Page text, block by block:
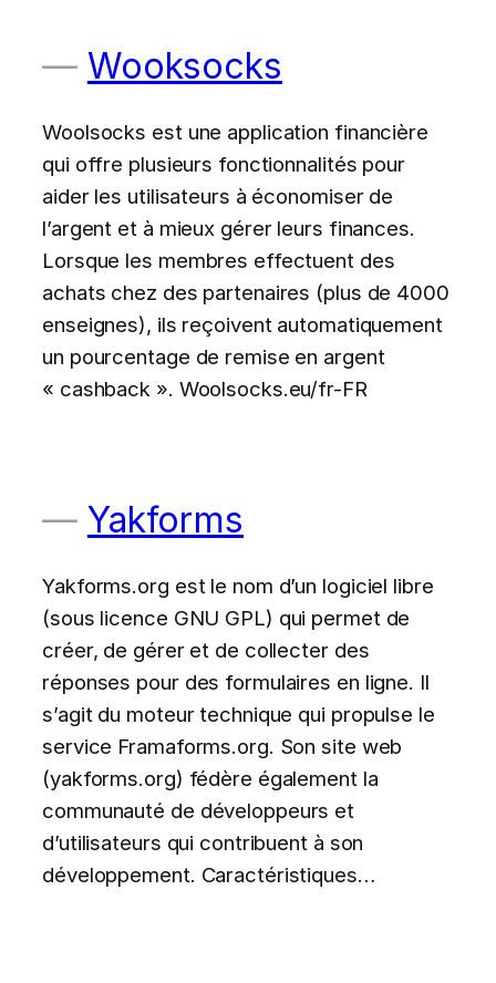
Wooksocks
Woolsocks est une application financière
qui offre plusieurs fonctionnalités pour
aider les utilisateurs à économiser de
l’argent et à mieux gérer leurs finances.
Lorsque les membres effectuent des
achats chez des partenaires (plus de 4000
enseignes), ils reçoivent automatiquement
un pourcentage de remise en argent
« cashback ». Woolsocks.eu/fr-FR
Yakforms
Yakforms.org est le nom d’un logiciel libre
(sous licence GNU GPL) qui permet de
créer, de gérer et de collecter des
réponses pour des formulaires en ligne. Il
s’agit du moteur technique qui propulse le
service Framaforms.org. Son site web
(yakforms.org) fédère également la
communauté de développeurs et
d’utilisateurs qui contribuent à son
développement. Caractéristiques…